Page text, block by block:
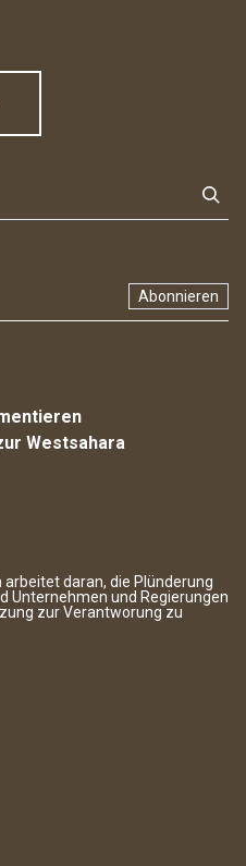
Abonnieren
Westsahara
daran, die Plünderung
Unternehmen und Regierungen
zur Verantworung zu